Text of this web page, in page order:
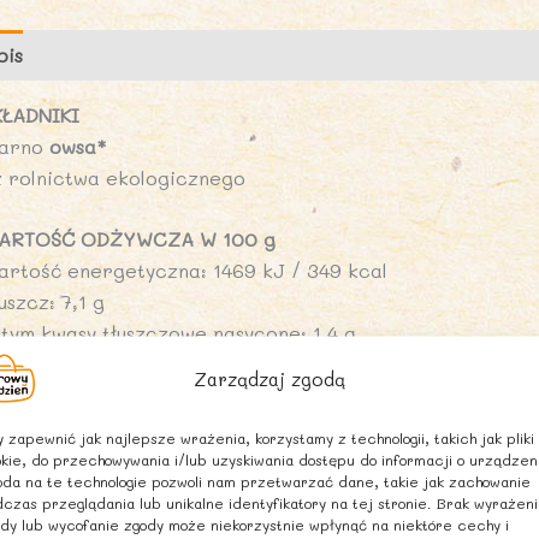
Zarządzaj zgodą
zapewnić jak najlepsze wrażenia, korzystamy z technologii, takich jak pliki
do przechowywania i/lub uzyskiwania dostępu do informacji o
na te technologie pozwoli nam przetwarzać dane, takie jak zachowanie
przeglądania lub unikalne identyfikatory na tej stronie. Brak
lub wycofanie zgody może niekorzystnie wpłynąć na niektóre cechy i
owsa*
rolnictwa ekologicznego
ODŻYWCZA W 100 g
energetyczna: 1469 kJ / 349 kcal
7,1 g
kwasy tłuszczowe nasycone: 1,4 g
55,7 g
cukry: 1,3 g
9,7 g
10,7 g
0,02 g